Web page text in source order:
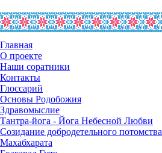
Главная
О проекте
Наши соратники
Контакты
Глоссарий
Основы Родобожия
Здравомыслие
Тантра-йога - Йога Небесной Любви
Созидание добродетельного потомства
Махабхарата